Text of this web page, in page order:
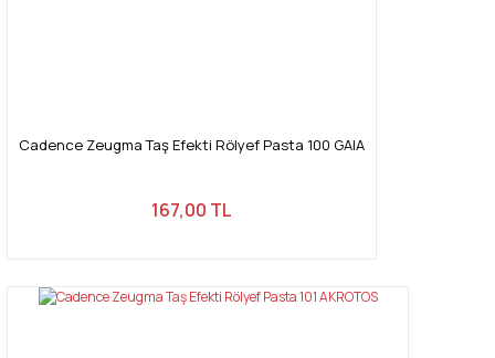
Cadence Zeugma Taş Efekti Rölyef Pasta 100 GAIA
167,00 TL